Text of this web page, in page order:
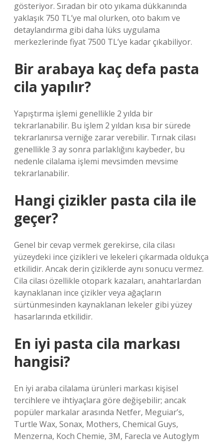
gösteriyor. Sıradan bir oto yıkama dükkanında
yaklaşık 750 TL’ye mal olurken, oto bakım ve
detaylandırma gibi daha lüks uygulama
merkezlerinde fiyat 7500 TL’ye kadar çıkabiliyor.
Bir arabaya kaç defa pasta
cila yapılır?
Yapıştırma işlemi genellikle 2 yılda bir
tekrarlanabilir. Bu işlem 2 yıldan kısa bir sürede
tekrarlanırsa verniğe zarar verebilir. Tırnak cilası
genellikle 3 ay sonra parlaklığını kaybeder, bu
nedenle cilalama işlemi mevsimden mevsime
tekrarlanabilir.
Hangi çizikler pasta cila ile
geçer?
Genel bir cevap vermek gerekirse, cila cilası
yüzeydeki ince çizikleri ve lekeleri çıkarmada oldukça
etkilidir. Ancak derin çiziklerde aynı sonucu vermez.
Cila cilası özellikle otopark kazaları, anahtarlardan
kaynaklanan ince çizikler veya ağaçların
sürtünmesinden kaynaklanan lekeler gibi yüzey
hasarlarında etkilidir.
En iyi pasta cila markası
hangisi?
En iyi araba cilalama ürünleri markası kişisel
tercihlere ve ihtiyaçlara göre değişebilir; ancak
popüler markalar arasında Netfer, Meguiar’s,
Turtle Wax, Sonax, Mothers, Chemical Guys,
Menzerna, Koch Chemie, 3M, Farecla ve Autoglym